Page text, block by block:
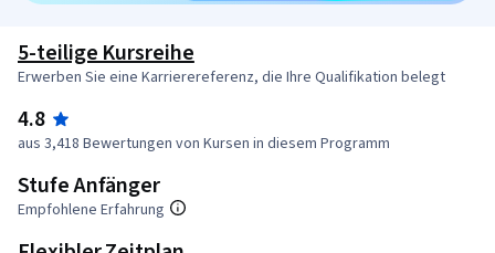
5-teilige Kursreihe
Erwerben Sie eine Karrierereferenz, die Ihre Qualifikation belegt
4.8
aus 3,418 Bewertungen von Kursen in diesem Programm
Stufe Anfänger
Empfohlene Erfahrung